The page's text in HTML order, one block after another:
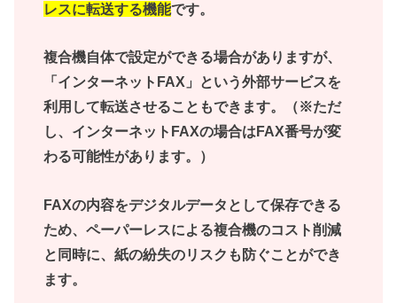
レスに転送する機能です。
複合機自体で設定ができる場合がありますが、
「インターネットFAX」という外部サービスを
利用して転送させることもできます。（※ただ
し、インターネットFAXの場合はFAX番号が変
わる可能性があります。）
FAXの内容をデジタルデータとして保存できる
ため、ペーパーレスによる複合機のコスト削減
と同時に、紙の紛失のリスクも防ぐことができ
ます。